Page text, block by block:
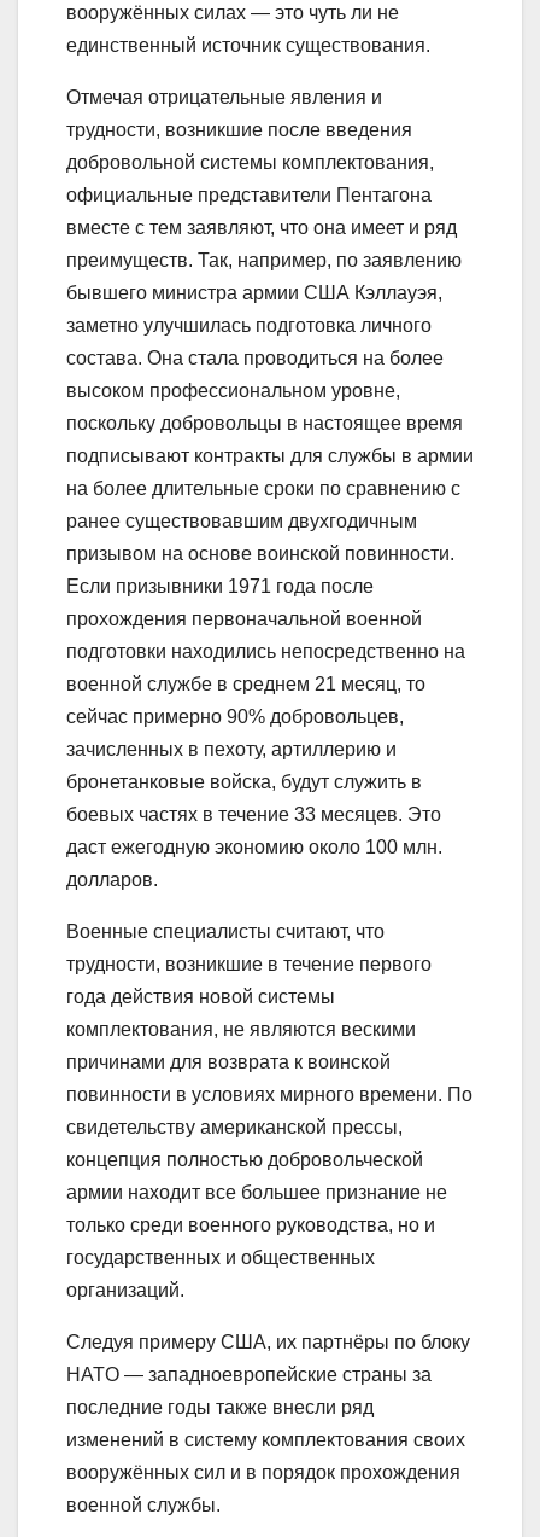
вооружённых силах — это чуть ли не
единственный источник существования.
Отмечая отрицательные явления и
трудности, возникшие после введения
добровольной системы комплектования,
официальные представители Пентагона
вместе с тем заявляют, что она имеет и ряд
преимуществ. Так, например, по заявлению
бывшего министра армии США Кэллауэя,
заметно улучшилась подготовка личного
состава. Она стала проводиться на более
высоком профессиональном уровне,
поскольку добровольцы в настоящее время
подписывают контракты для службы в армии
на более длительные сроки по сравнению с
ранее существовавшим двухгодичным
призывом на основе воинской повинности.
Если призывники 1971 года после
прохождения первоначальной военной
подготовки находились непосредственно на
военной службе в среднем 21 месяц, то
сейчас примерно 90% добровольцев,
зачисленных в пехоту, артиллерию и
бронетанковые войска, будут служить в
боевых частях в течение 33 месяцев. Это
даст ежегодную экономию около 100 млн.
долларов.
Военные специалисты считают, что
трудности, возникшие в течение первого
года действия новой системы
комплектования, не являются вескими
причинами для возврата к воинской
повинности в условиях мирного времени. По
свидетельству американской прессы,
концепция полностью добровольческой
армии находит все большее признание не
только среди военного руководства, но и
государственных и общественных
организаций.
Следуя примеру США, их партнёры по блоку
НATO — западноевропейские страны за
последние годы также внесли ряд
изменений в систему комплектования своих
вооружённых сил и в порядок прохождения
военной службы.